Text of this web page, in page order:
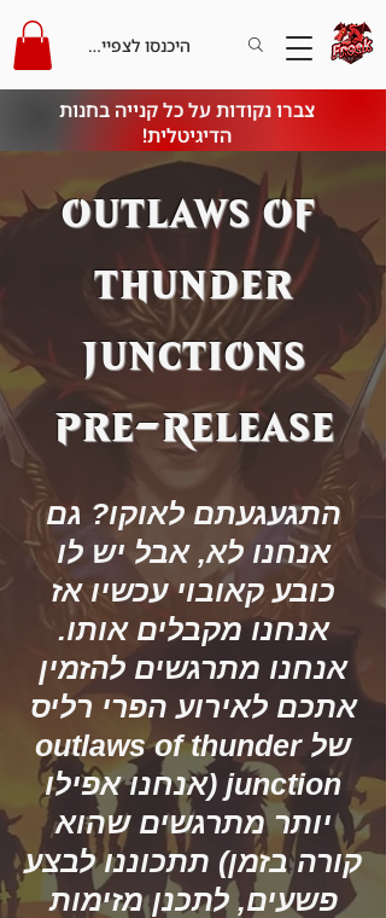
צברו נקודות על כל קנייה בחנות
הדיגיטלית!
היכנסו לצפייה בקרדיט
outlaws of
thunder
junctions
pre-release
התגעגעתם לאוקו? גם
אנחנו לא, אבל יש לו
כובע קאובוי עכשיו אז
אנחנו מקבלים אותו.
אנחנו מתרגשים להזמין
אתכם לאירוע הפרי רליס
של outlaws of thunder
junction (אנחנו אפילו
יותר מתרגשים שהוא
קורה בזמן) תתכוננו לבצע
פשעים, לתכנן מזימות